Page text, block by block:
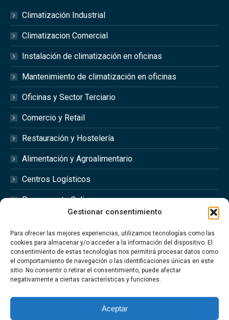
Gestionar consentimiento
Para ofrecer las mejores experiencias, utilizamos tecnologías como las
cookies para almacenar y/o acceder a la información del dispositivo. El
consentimiento de estas tecnologías nos permitirá procesar datos como
el comportamiento de navegación o las identificaciones únicas en este
sitio. No consentir o retirar el consentimiento, puede afectar
negativamente a ciertas características y funciones.
Aceptar
Climatización Industrial
Climatizacion Comercial
Instalación de climatización en oficinas
Mantenimiento de climatización en oficinas
Oficinas y Sector Terciario
Comercio y Retail
Restauración y Hostelería
Alimentación y Agroalimentario
Centros Logísticos
Presupuesto Online
Redes Sociales
Síguenos en las redes sociales @optimfred_
#Optimfred #OptimfredClimatizacionIndustrial
#OptimfredIndustrial #MantenimientoIndustrial